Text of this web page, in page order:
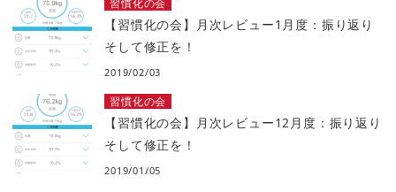
【習慣化の会】月次レビュー1月度：振り返り
そして修正を！
2019/02/03
習慣化の会
【習慣化の会】月次レビュー12月度：振り返り
そして修正を！
2019/01/05